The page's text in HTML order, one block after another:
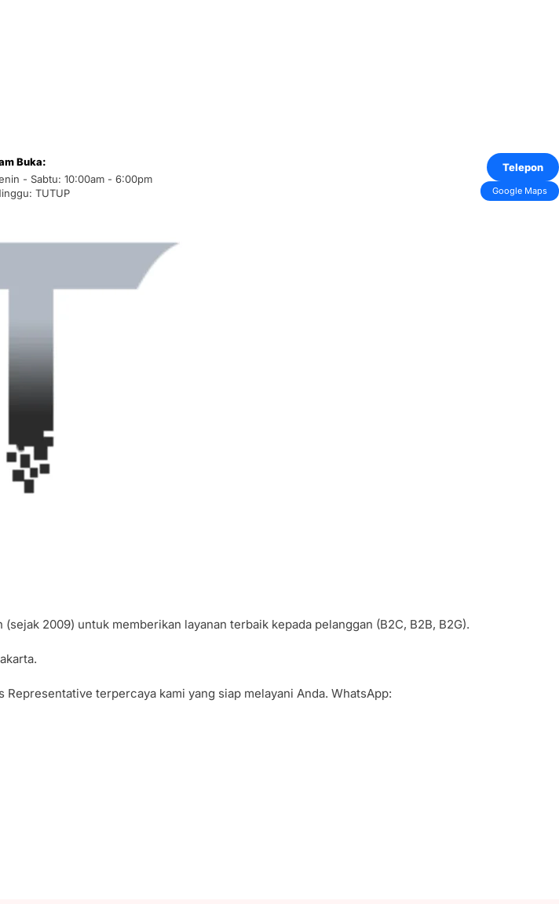
Buka:
- Sabtu: 10:00am - 6:00pm
TUTUP
Telepon
Google Maps
2009) untuk memberikan layanan terbaik kepada pelanggan (B2C, B2B, B2G).
terpercaya kami yang siap melayani Anda. WhatsApp: